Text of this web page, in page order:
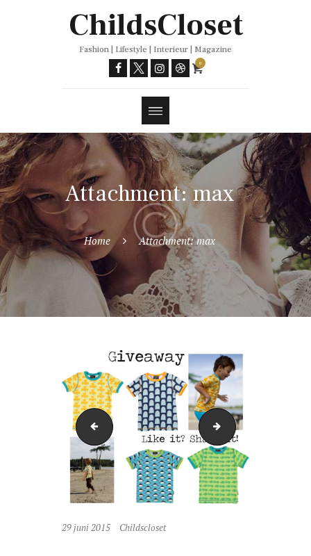
ChildsCloset
Fashion | Lifestyle | Interieur | Magazine
0
Attachment: max
Home Attachment: max
sum flosale
29 juni 2015 Childscloset